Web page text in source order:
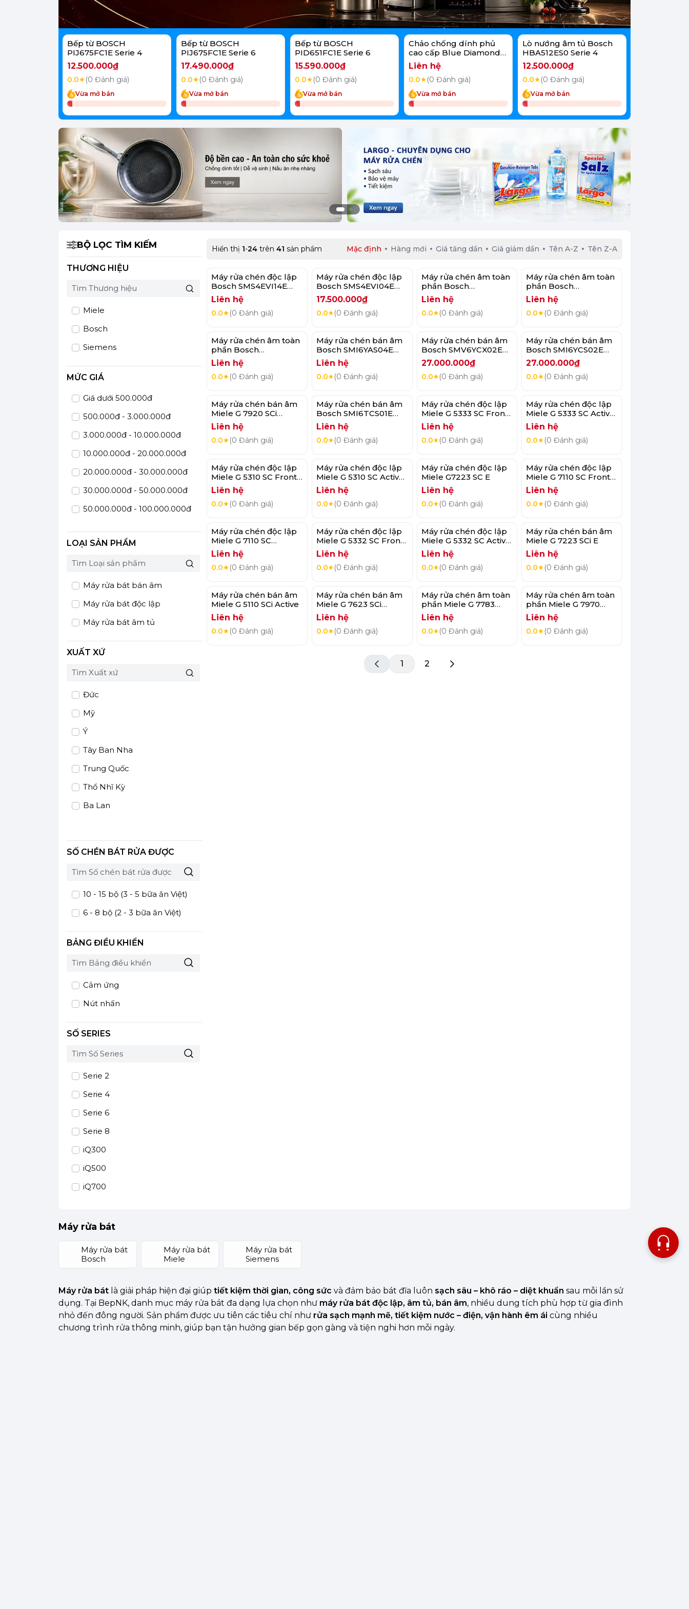
Bếp từ BOSCH
PIJ675FC1E Serie 4
12.500.000₫
0.0 (0 Đánh giá)
Vừa mở bán
Bếp từ BOSCH
PIJ675FC1E Serie 6
17.490.000₫
0.0 (0 Đánh giá)
Vừa mở bán
Bếp từ BOSCH
PID651FC1E Serie 6
15.590.000₫
0.0 (0 Đánh giá)
Vừa mở bán
Chảo chống dính phủ
cao cấp Blue Diamond
Bond 20cm
Liên hệ
0.0 (0 Đánh giá)
Vừa mở bán
Lò nướng âm tủ Bosch
HBA512ES0 Serie 4
12.500.000₫
0.0 (0 Đánh giá)
Vừa mở bán
BỘ LỌC TÌM KIẾM
THƯƠNG HIỆU
Miele
Bosch
Siemens
MỨC GIÁ
Giá dưới 500.000đ
500.000đ - 3.000.000đ
3.000.000đ - 10.000.000đ
10.000.000đ - 20.000.000đ
20.000.000đ - 30.000.000đ
30.000.000đ - 50.000.000đ
50.000.000đ - 100.000.000đ
LOẠI SẢN PHẨM
Máy rửa bát bán âm
Máy rửa bát độc lập
Máy rửa bát âm tủ
XUẤT XỨ
Đức
Mỹ
Ý
Tây Ban Nha
Trung Quốc
Thổ Nhĩ Kỳ
Ba Lan
Hungary
SỐ CHÉN BÁT RỬA ĐƯỢC
10 - 15 bộ (3 - 5 bữa ăn Việt)
6 - 8 bộ (2 - 3 bữa ăn Việt)
BẢNG ĐIỀU KHIỂN
Cảm ứng
Nút nhấn
SỐ SERIES
Serie 2
Serie 4
Serie 6
Serie 8
iQ300
iQ500
iQ700
Hiển thị 1-24 trên 41 sản phẩm Mặc định Hàng mới Giá tăng dần Giá giảm dần Tên A-Z Tên Z-A
Máy rửa chén độc lập
Bosch SMS4EVI14E
Series 4
Liên hệ
0.0 (0 Đánh giá)
Máy rửa chén độc lập
Bosch SMS4EVI04E
Series 4
17.500.000₫
0.0 (0 Đánh giá)
Máy rửa chén âm toàn
phần Bosch
SMD8TCX04E Serie 8
Liên hệ
0.0 (0 Đánh giá)
Máy rửa chén âm toàn
phần Bosch
SMD8TCX01E Serie 8
Liên hệ
0.0 (0 Đánh giá)
Máy rửa chén âm toàn
phần Bosch
SMV6YAX04E Serie 6
Liên hệ
0.0 (0 Đánh giá)
Máy rửa chén bán âm
Bosch SMI6YAS04E
Serie 6
Liên hệ
0.0 (0 Đánh giá)
Máy rửa chén bán âm
Bosch SMV6YCX02E
Serie 6
27.000.000₫
0.0 (0 Đánh giá)
Máy rửa chén bán âm
Bosch SMI6YCS02E
Serie 6
27.000.000₫
0.0 (0 Đánh giá)
Máy rửa chén bán âm
Miele G 7920 SCi
AutoDos
Liên hệ
0.0 (0 Đánh giá)
Máy rửa chén bán âm
Bosch SMI6TCS01E
Serie 6
Liên hệ
0.0 (0 Đánh giá)
Máy rửa chén độc lập
Miele G 5333 SC Front
Active Plus E
Liên hệ
0.0 (0 Đánh giá)
Máy rửa chén độc lập
Miele G 5333 SC Active
Plus E
Liên hệ
0.0 (0 Đánh giá)
Máy rửa chén độc lập
Miele G 5310 SC Front
Active Plus
Liên hệ
0.0 (0 Đánh giá)
Máy rửa chén độc lập
Miele G 5310 SC Active
Plus
Liên hệ
0.0 (0 Đánh giá)
Máy rửa chén độc lập
Miele G7223 SC E
Liên hệ
0.0 (0 Đánh giá)
Máy rửa chén độc lập
Miele G 7110 SC Front
AutoDos
Liên hệ
0.0 (0 Đánh giá)
Máy rửa chén độc lập
Miele G 7110 SC
AutoDos
Liên hệ
0.0 (0 Đánh giá)
Máy rửa chén độc lập
Miele G 5332 SC Front
Active Plus S
Liên hệ
0.0 (0 Đánh giá)
Máy rửa chén độc lập
Miele G 5332 SC Active
Plus S
Liên hệ
0.0 (0 Đánh giá)
Máy rửa chén bán âm
Miele G 7223 SCi E
Liên hệ
0.0 (0 Đánh giá)
Máy rửa chén bán âm
Miele G 5110 SCi Active
Liên hệ
0.0 (0 Đánh giá)
Máy rửa chén bán âm
Miele G 7623 SCi
AutoDos E
Liên hệ
0.0 (0 Đánh giá)
Máy rửa chén âm toàn
phần Miele G 7783
SCVi AutoDos K2O FF
Liên hệ
0.0 (0 Đánh giá)
Máy rửa chén âm toàn
phần Miele G 7970
SCVi AutoDos K2O
Liên hệ
0.0 (0 Đánh giá)
1 2
Máy rửa bát
Máy rửa bát
Bosch
Máy rửa bát
Miele
Máy rửa bát
Siemens
Máy rửa bát là giải pháp hiện đại giúp tiết kiệm thời gian, công sức và đảm bảo bát đĩa luôn sạch sâu – khô ráo – diệt khuẩn sau mỗi lần sử
dụng. Tại BepNK, danh mục máy rửa bát đa dạng lựa chọn như máy rửa bát độc lập, âm tủ, bán âm, nhiều dung tích phù hợp từ gia đình
nhỏ đến đông người. Sản phẩm được ưu tiên các tiêu chí như rửa sạch mạnh mẽ, tiết kiệm nước – điện, vận hành êm ái cùng nhiều
chương trình rửa thông minh, giúp bạn tận hưởng gian bếp gọn gàng và tiện nghi hơn mỗi ngày.